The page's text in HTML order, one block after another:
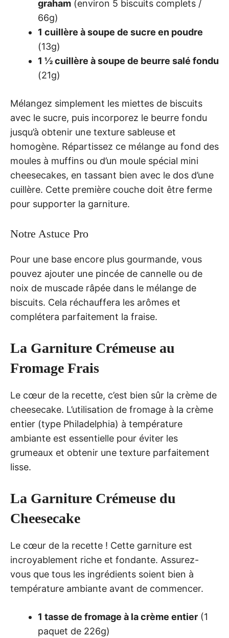
graham (environ 5 biscuits complets /
66g)
1 cuillère à soupe de sucre en poudre
(13g)
1 ½ cuillère à soupe de beurre salé fondu
(21g)
Mélangez simplement les miettes de biscuits
avec le sucre, puis incorporez le beurre fondu
jusqu’à obtenir une texture sableuse et
homogène. Répartissez ce mélange au fond des
moules à muffins ou d’un moule spécial mini
cheesecakes, en tassant bien avec le dos d’une
cuillère. Cette première couche doit être ferme
pour supporter la garniture.
Notre Astuce Pro
Pour une base encore plus gourmande, vous
pouvez ajouter une pincée de cannelle ou de
noix de muscade râpée dans le mélange de
biscuits. Cela réchauffera les arômes et
complétera parfaitement la fraise.
La Garniture Crémeuse au
Fromage Frais
Le cœur de la recette, c’est bien sûr la crème de
cheesecake. L’utilisation de fromage à la crème
entier (type Philadelphia) à température
ambiante est essentielle pour éviter les
grumeaux et obtenir une texture parfaitement
lisse.
La Garniture Crémeuse du
Cheesecake
Le cœur de la recette ! Cette garniture est
incroyablement riche et fondante. Assurez-
vous que tous les ingrédients soient bien à
température ambiante avant de commencer.
1 tasse de fromage à la crème entier (1
paquet de 226g)